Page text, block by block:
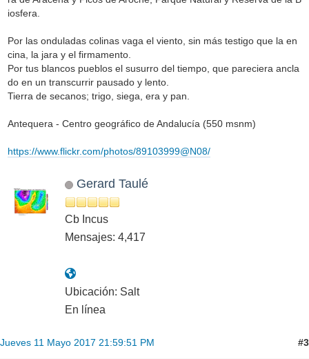
iosfera.
Por las onduladas colinas vaga el viento, sin más testigo que la en
cina, la jara y el firmamento.
Por tus blancos pueblos el susurro del tiempo, que pareciera ancla
do en un transcurrir pausado y lento.
Tierra de secanos; trigo, siega, era y pan.
Antequera - Centro geográfico de Andalucía (550 msnm)
https://www.flickr.com/photos/89103999@N08/
Gerard Taulé
Cb Incus
Mensajes: 4,417
Ubicación: Salt
En línea
Jueves 11 Mayo 2017 21:59:51 PM #3